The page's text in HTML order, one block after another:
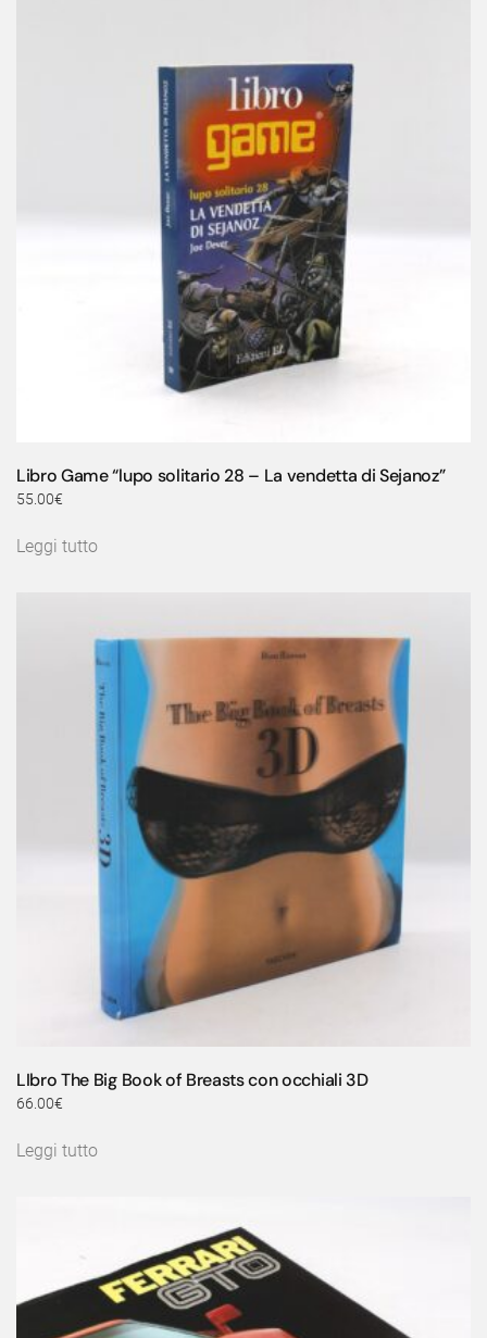
Libro Game “lupo solitario 28 – La vendetta di Sejanoz”
55.00€
Leggi tutto
LIbro The Big Book of Breasts con occhiali 3D
66.00€
Leggi tutto